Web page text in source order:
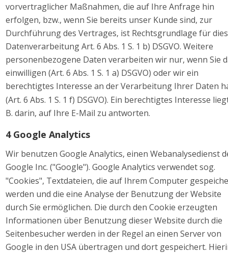
vorvertraglicher Maßnahmen, die auf Ihre Anfrage hin
erfolgen, bzw., wenn Sie bereits unser Kunde sind, zur
Durchführung des Vertrages, ist Rechtsgrundlage für
Datenverarbeitung Art. 6 Abs. 1 S. 1 b) DSGVO. Weitere
personenbezogene Daten verarbeiten wir nur, wenn Sie
einwilligen (Art. 6 Abs. 1 S. 1 a) DSGVO) oder wir ein
berechtigtes Interesse an der Verarbeitung Ihrer Daten
(Art. 6 Abs. 1 S. 1 f) DSGVO). Ein berechtigtes Interesse
B. darin, auf Ihre E-Mail zu antworten.
4 Google Analytics
Wir benutzen Google Analytics, einen Webanalysedienst
Google Inc. ("Google"). Google Analytics verwendet sog.
"Cookies", Textdateien, die auf Ihrem Computer
werden und die eine Analyse der Benutzung der Website
durch Sie ermöglichen. Die durch den Cookie erzeugten
Informationen über Benutzung dieser Website durch die
Seitenbesucher werden in der Regel an einen Server von
Google in den USA übertragen und dort gespeichert.